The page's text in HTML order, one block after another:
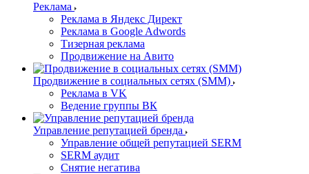
Реклама
Реклама в Яндекс Директ
Реклама в Google Adwords
Тизерная реклама
Продвижение на Авито
Продвижение в социальных сетях (SMM)
Реклама в VK
Ведение группы ВК
Управление репутацией бренда
Управление общей репутацией SERM
SERM аудит
Снятие негатива